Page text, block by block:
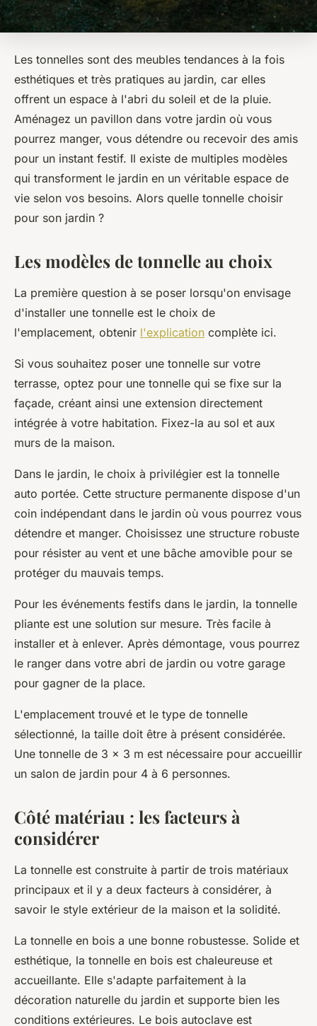
Les tonnelles sont des meubles tendances à la fois
esthétiques et très pratiques au jardin, car elles
offrent un espace à l'abri du soleil et de la pluie.
Aménagez un pavillon dans votre jardin où vous
pourrez manger, vous détendre ou recevoir des amis
pour un instant festif. Il existe de multiples modèles
qui transforment le jardin en un véritable espace de
vie selon vos besoins. Alors quelle tonnelle choisir
pour son jardin ?
Les modèles de tonnelle au choix
La première question à se poser lorsqu'on envisage
d'installer une tonnelle est le choix de
l'emplacement, obtenir l'explication complète ici.
Si vous souhaitez poser une tonnelle sur votre
terrasse, optez pour une tonnelle qui se fixe sur la
façade, créant ainsi une extension directement
intégrée à votre habitation. Fixez-la au sol et aux
murs de la maison.
Dans le jardin, le choix à privilégier est la tonnelle
auto portée. Cette structure permanente dispose d'un
coin indépendant dans le jardin où vous pourrez vous
détendre et manger. Choisissez une structure robuste
pour résister au vent et une bâche amovible pour se
protéger du mauvais temps.
Pour les événements festifs dans le jardin, la tonnelle
pliante est une solution sur mesure. Très facile à
installer et à enlever. Après démontage, vous pourrez
le ranger dans votre abri de jardin ou votre garage
pour gagner de la place.
L'emplacement trouvé et le type de tonnelle
sélectionné, la taille doit être à présent considérée.
Une tonnelle de 3 x 3 m est nécessaire pour accueillir
un salon de jardin pour 4 à 6 personnes.
Côté matériau : les facteurs à
considérer
La tonnelle est construite à partir de trois matériaux
principaux et il y a deux facteurs à considérer, à
savoir le style extérieur de la maison et la solidité.
La tonnelle en bois a une bonne robustesse. Solide et
esthétique, la tonnelle en bois est chaleureuse et
accueillante. Elle s'adapte parfaitement à la
décoration naturelle du jardin et supporte bien les
conditions extérieures. Le bois autoclave est